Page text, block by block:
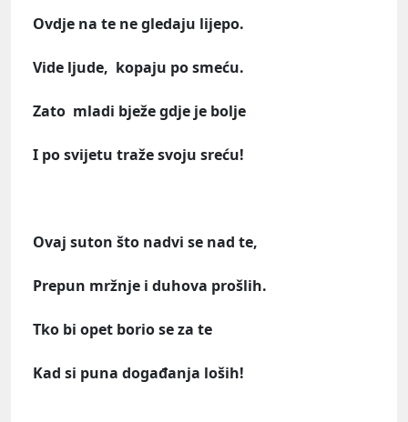
Ovdje na te ne gledaju lijepo.
Vide ljude, kopaju po smeću.
Zato mladi bježe gdje je bolje
I po svijetu traže svoju sreću!
Ovaj suton što nadvi se nad te,
Prepun mržnje i duhova prošlih.
Tko bi opet borio se za te
Kad si puna događanja loših!